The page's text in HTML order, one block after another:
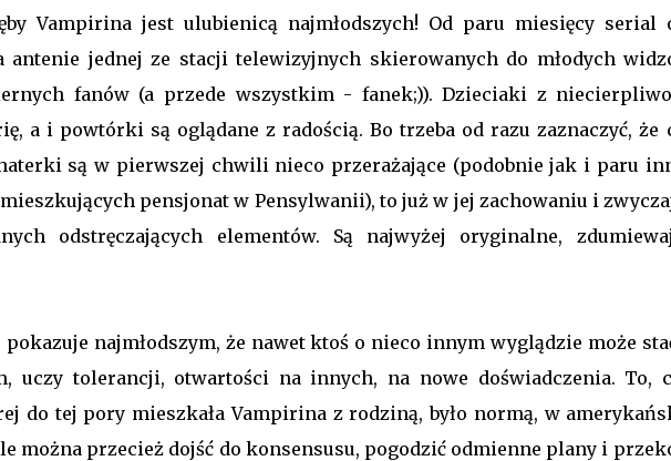
Vampirina jest ulubienicą najmłodszych! Od paru miesięcy serial
antenie jednej ze stacji telewizyjnych skierowanych do młodych
fanów (a przede wszystkim - fanek;)). Dzieciaki z
a i powtórki są oglądane z radością. Bo trzeba od razu zaznaczyć, że
są w pierwszej chwili nieco przerażające (podobnie jak i paru
pensjonat w Pensylwanii), to już w jej zachowaniu i
odstręczających elementów. Są najwyżej oryginalne,
pokazuje najmłodszym, że nawet ktoś o nieco innym wyglądzie może
uczy tolerancji, otwartości na innych, na nowe doświadczenia. To,
do tej pory mieszkała Vampirina z rodziną, było normą, w
można przecież dojść do konsensusu, pogodzić odmienne plany i